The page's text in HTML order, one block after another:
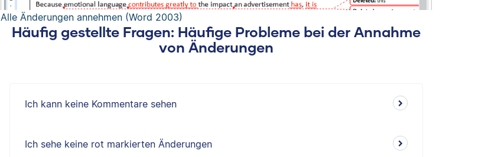
Alle Änderungen annehmen (Word 2003)
Häufig gestellte Fragen: Häufige Probleme bei der Annahme
von Änderungen
Ich kann keine Kommentare sehen
Ich sehe keine rot markierten Änderungen